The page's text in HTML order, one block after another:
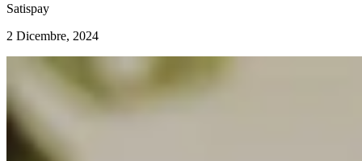
Satispay
2 Dicembre, 2024